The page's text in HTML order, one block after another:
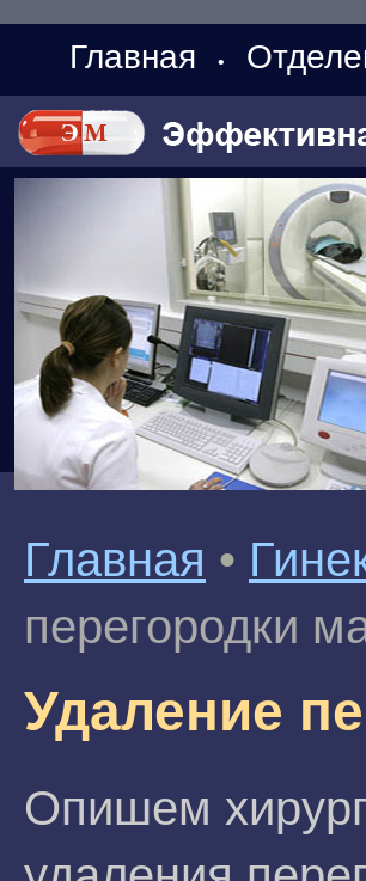
Главная •
Главная •
перегородки
Удаление
Опишем